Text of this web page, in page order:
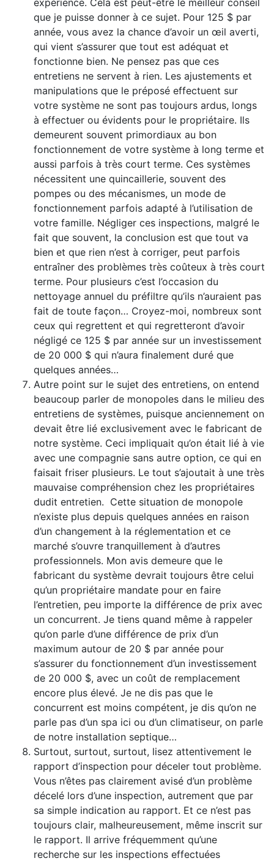
expérience. Cela est peut-être le meilleur conseil
que je puisse donner à ce sujet. Pour 125 $ par
année, vous avez la chance d’avoir un œil averti,
qui vient s’assurer que tout est adéquat et
fonctionne bien. Ne pensez pas que ces
entretiens ne servent à rien. Les ajustements et
manipulations que le préposé effectuent sur
votre système ne sont pas toujours ardus, longs
à effectuer ou évidents pour le propriétaire. Ils
demeurent souvent primordiaux au bon
fonctionnement de votre système à long terme et
aussi parfois à très court terme. Ces systèmes
nécessitent une quincaillerie, souvent des
pompes ou des mécanismes, un mode de
fonctionnement parfois adapté à l’utilisation de
votre famille. Négliger ces inspections, malgré le
fait que souvent, la conclusion est que tout va
bien et que rien n’est à corriger, peut parfois
entraîner des problèmes très coûteux à très court
terme. Pour plusieurs c’est l’occasion du
nettoyage annuel du préfiltre qu’ils n’auraient pas
fait de toute façon… Croyez-moi, nombreux sont
ceux qui regrettent et qui regretteront d’avoir
négligé ce 125 $ par année sur un investissement
de 20 000 $ qui n’aura finalement duré que
quelques années…
Autre point sur le sujet des entretiens, on entend
beaucoup parler de monopoles dans le milieu des
entretiens de systèmes, puisque anciennement on
devait être lié exclusivement avec le fabricant de
notre système. Ceci impliquait qu’on était lié à vie
avec une compagnie sans autre option, ce qui en
faisait friser plusieurs. Le tout s’ajoutait à une très
mauvaise compréhension chez les propriétaires
dudit entretien. Cette situation de monopole
n’existe plus depuis quelques années en raison
d’un changement à la réglementation et ce
marché s’ouvre tranquillement à d’autres
professionnels. Mon avis demeure que le
fabricant du système devrait toujours être celui
qu’un propriétaire mandate pour en faire
l’entretien, peu importe la différence de prix avec
un concurrent. Je tiens quand même à rappeler
qu’on parle d’une différence de prix d’un
maximum autour de 20 $ par année pour
s’assurer du fonctionnement d’un investissement
de 20 000 $, avec un coût de remplacement
encore plus élevé. Je ne dis pas que le
concurrent est moins compétent, je dis qu’on ne
parle pas d’un spa ici ou d’un climatiseur, on parle
de notre installation septique…
Surtout, surtout, surtout, lisez attentivement le
rapport d’inspection pour déceler tout problème.
Vous n’êtes pas clairement avisé d’un problème
décelé lors d’une inspection, autrement que par
sa simple indication au rapport. Et ce n’est pas
toujours clair, malheureusement, même inscrit sur
le rapport. Il arrive fréquemment qu’une
recherche sur les inspections effectuées